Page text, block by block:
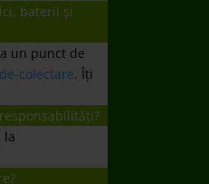
baterii și
un punct de
colectare. Îți
la